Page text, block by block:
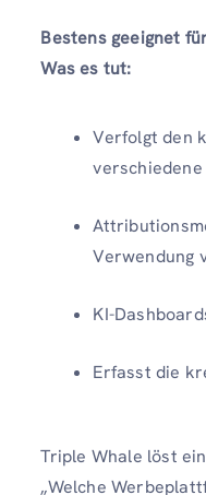
Bestens geeignet
Was es tut:
Verfolgt den
Verwendung
KI-
Erfasst die
Triple Whale löst
„Welche